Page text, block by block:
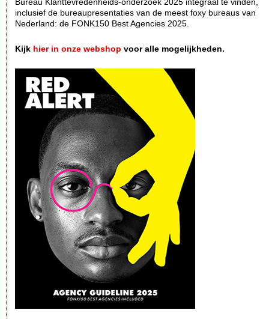
inclusief de bureaupresentaties van de meest foxy bureaus van
Nederland: de FONK150 Best Agencies 2025.
Kijk hier in onze webshop voor alle mogelijkheden.